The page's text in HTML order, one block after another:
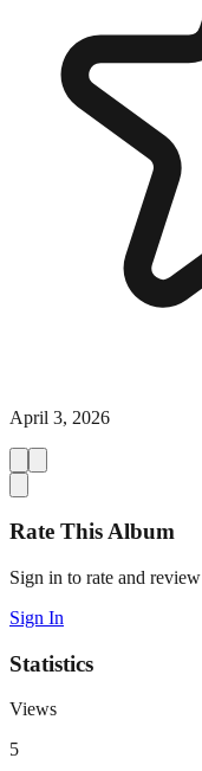
April 3, 2026
Rate This Album
Sign in to rate and review
Sign In
Statistics
Views
5